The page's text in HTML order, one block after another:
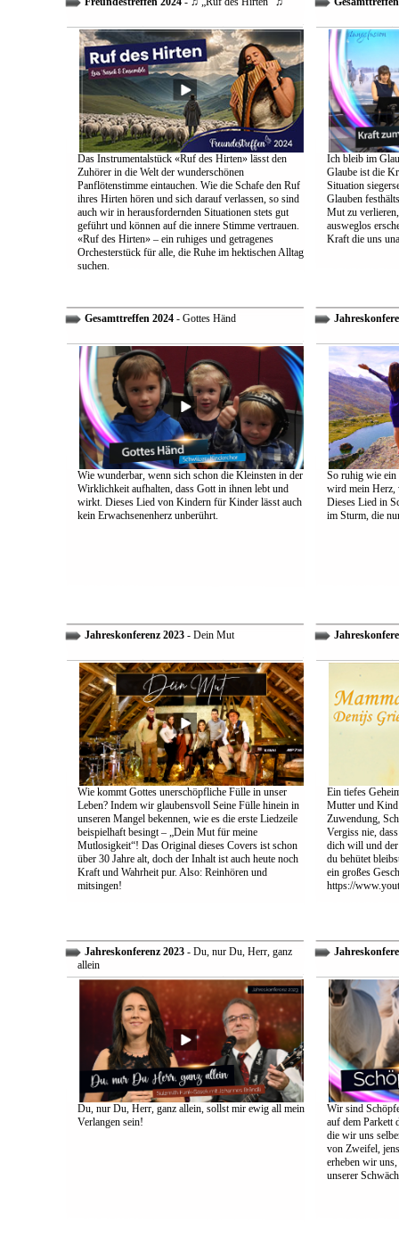
Das Instrumentalstück «Ruf des Hirten» lässt den
Zuhörer in die Welt der wunderschönen
Panflötenstimme eintauchen. Wie die Schafe den Ruf
ihres Hirten hören und sich darauf verlassen, so sind
auch wir in herausfordernden Situationen stets gut
geführt und können auf die innere Stimme vertrauen.
«Ruf des Hirten» – ein ruhiges und getragenes
Orchesterstück für alle, die Ruhe im hektischen Alltag
suchen.
Ich bleib im
Glaube ist die
Situation
Glauben
Mut zu
ausweglos
Kraft die uns
Gesamttreffen 2024- Gottes Händ
Wie wunderbar, wenn sich schon die Kleinsten in der
Wirklichkeit aufhalten, dass Gott in ihnen lebt und
wirkt. Dieses Lied von Kindern für Kinder lässt auch
kein Erwachsenenherz unberührt.
So ruhig wie ein
wird mein Herz,
Dieses Lied in
im Sturm, die
Jahreskonferenz 2023- Dein Mut
Wie kommt Gottes unerschöpfliche Fülle in unser
Leben? Indem wir glaubensvoll Seine Fülle hinein in
unseren Mangel bekennen, wie es die erste Liedzeile
beispielhaft besingt – „Dein Mut für meine
Mutlosigkeit“! Das Original dieses Covers ist schon
über 30 Jahre alt, doch der Inhalt ist auch heute noch
Kraft und Wahrheit pur. Also: Reinhören und
mitsingen!
Ein tiefes
Mutter und
Zuwendung,
Vergiss nie,
dich will und der
du behütet
ein großes
https://
Jahreskonferenz 2023- Du, nur Du, Herr, ganz
allein
Du, nur Du, Herr, ganz allein, sollst mir ewig all mein
Verlangen sein!
Wir sind
auf dem Parkett
die wir uns
von Zweifel,
erheben wir
unserer